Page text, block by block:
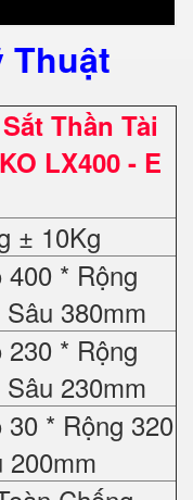
Thuật
Thần Tài
LX400 - E
± 10Kg
400 * Rộng
380mm
230 * Rộng
230mm
30 * Rộng 320
200mm